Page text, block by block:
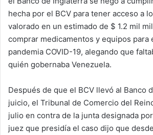
hecha por el BCV para tener acceso a
valorado en un estimado de $ 1.2 mil
comprar medicamentos y equipos para
pandemia COVID-19, alegando que
quién gobernaba Venezuela.
Después de que el BCV llevó al Banco
juicio, el Tribunal de Comercio del
julio en contra de la junta designada
juez que presidía el caso dijo que